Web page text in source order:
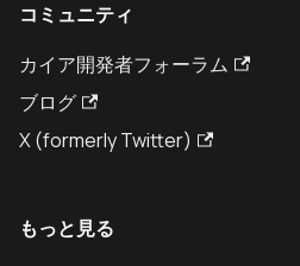
コミュニティ
カイア開発者フォーラム
ブログ
X (formerly Twitter)
もっと見る